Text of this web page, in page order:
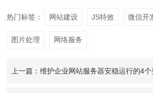
热门标签： 网站建设 JS特效 微信开
图片处理 网络服务
上一篇：维护企业网站服务器安稳运行的4